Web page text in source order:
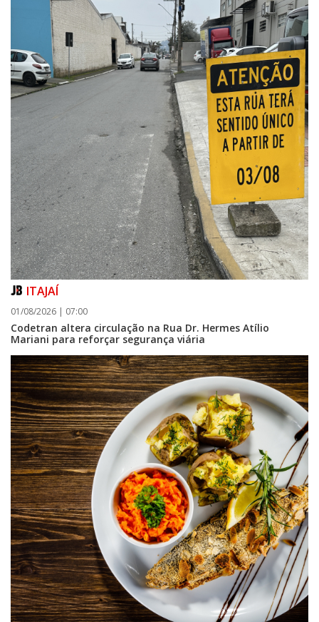
06/08/2026 | 07:00
Porto Belo abre inscrições para entidades da sociedade civil participarem
da composição do Conselho Municipal da Habitação
ITAJAÍ
01/08/2026 | 07:00
Codetran altera circulação na Rua Dr. Hermes Atílio
Mariani para reforçar segurança viária